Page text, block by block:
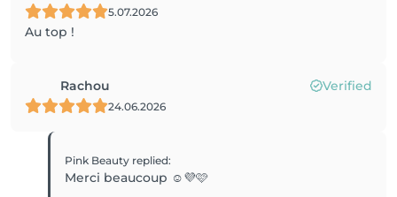
5.07.2026
Au top !
Rachou Verified
24.06.2026
Pink Beauty replied:
Merci beaucoup ☺️💜🩷